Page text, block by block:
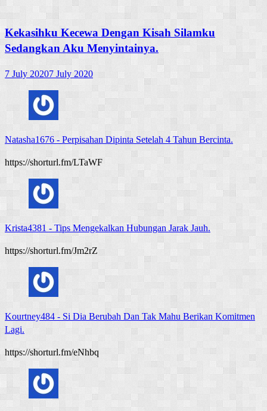
Kekasihku Kecewa Dengan Kisah Silamku
Sedangkan Aku Menyintainya.
7 July 20207 July 2020
Natasha1676 - Perpisahan Dipinta Setelah 4 Tahun Bercinta.
https://shorturl.fm/LTaWF
Krista4381 - Tips Mengekalkan Hubungan Jarak Jauh.
https://shorturl.fm/Jm2rZ
Kourtney484 - Si Dia Berubah Dan Tak Mahu Berikan Komitmen
Lagi.
https://shorturl.fm/eNhbq